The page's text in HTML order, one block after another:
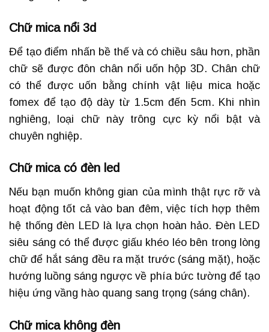
Chữ mica nổi 3d
Để tạo điểm nhấn bề thế và có chiều sâu hơn, phần
chữ sẽ được đôn chân nổi uốn hộp 3D. Chân chữ
có thể được uốn bằng chính vật liệu mica hoặc
fomex để tạo độ dày từ 1.5cm đến 5cm. Khi nhìn
nghiêng, loại chữ này trông cực kỳ nổi bật và
chuyên nghiệp.
Chữ mica có đèn led
Nếu bạn muốn không gian của mình thật rực rỡ và
hoạt động tốt cả vào ban đêm, việc tích hợp thêm
hệ thống đèn LED là lựa chọn hoàn hảo. Đèn LED
siêu sáng có thể được giấu khéo léo bên trong lòng
chữ để hắt sáng đều ra mặt trước (sáng mặt), hoặc
hướng luồng sáng ngược về phía bức tường để tạo
hiệu ứng vầng hào quang sang trọng (sáng chân).
Chữ mica không đèn